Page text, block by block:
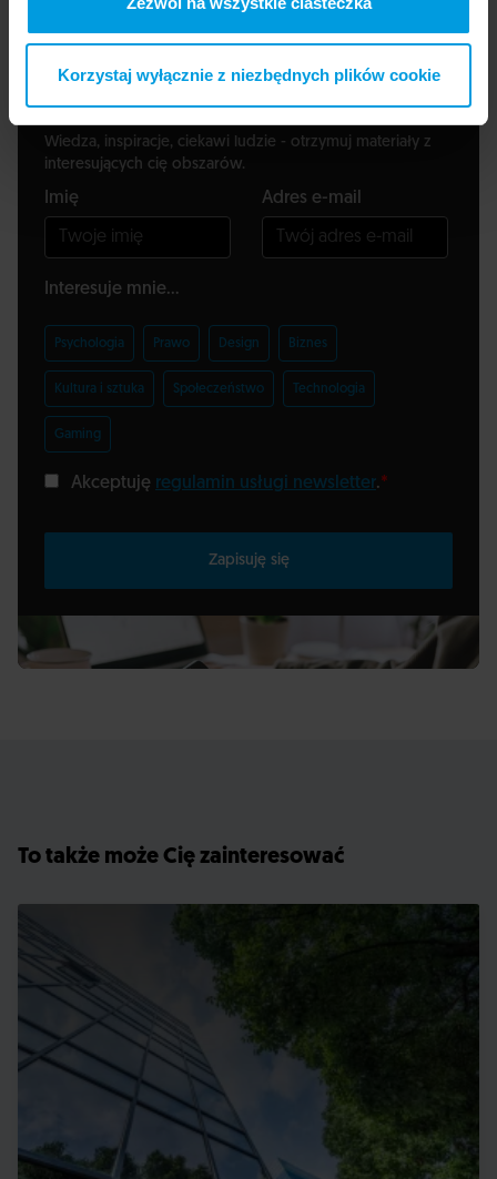
Korzystaj wyłącznie z niezbędnych plików cookie
Wiedza, inspiracje, ciekawi ludzie - otrzymuj materiały z
interesujących cię obszarów.
Imię Adres e-mail
Interesuje mnie...
Psychologia Prawo Design Biznes
Kultura i sztuka Społeczeństwo Technologia
Gaming
Akceptuję regulamin usługi newsletter.*
Zapisuję się
To także może Cię zainteresować